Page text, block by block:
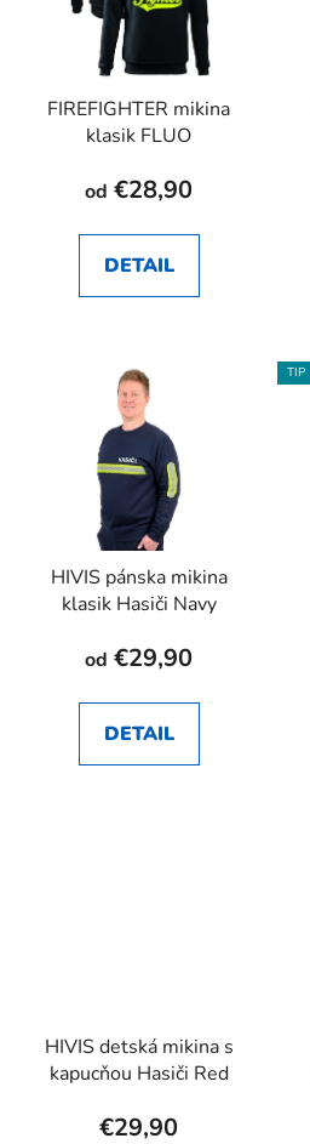
FIREFIGHTER mikina
klasik FLUO
od €28,90
DETAIL
HIVIS pánska mikina
klasik Hasiči Navy
od €29,90
DETAIL
TIP
HIVIS detská mikina s
kapucňou Hasiči Red
€29,90